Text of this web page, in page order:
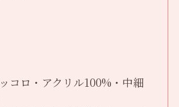
コロ・アクリル100%・中細